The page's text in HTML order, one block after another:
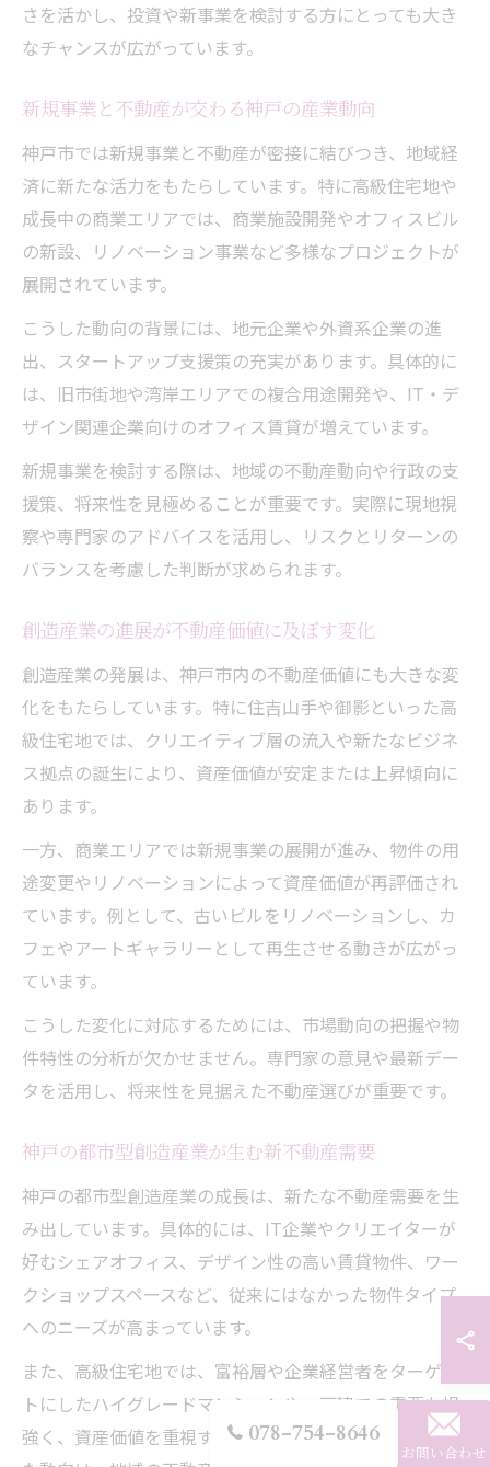
さを活かし、投資や新事業を検討する方にとっても大き
なチャンスが広がっています。
新規事業と不動産が交わる神戸の産業動向
神戸市では新規事業と不動産が密接に結びつき、地域経
済に新たな活力をもたらしています。特に高級住宅地や
成長中の商業エリアでは、商業施設開発やオフィスビル
の新設、リノベーション事業など多様なプロジェクトが
展開されています。
こうした動向の背景には、地元企業や外資系企業の進
出、スタートアップ支援策の充実があります。具体的に
は、旧市街地や湾岸エリアでの複合用途開発や、IT・デ
ザイン関連企業向けのオフィス賃貸が増えています。
新規事業を検討する際は、地域の不動産動向や行政の支
援策、将来性を見極めることが重要です。実際に現地視
察や専門家のアドバイスを活用し、リスクとリターンの
バランスを考慮した判断が求められます。
創造産業の進展が不動産価値に及ぼす変化
創造産業の発展は、神戸市内の不動産価値にも大きな変
化をもたらしています。特に住吉山手や御影といった高
級住宅地では、クリエイティブ層の流入や新たなビジネ
ス拠点の誕生により、資産価値が安定または上昇傾向に
あります。
一方、商業エリアでは新規事業の展開が進み、物件の用
途変更やリノベーションによって資産価値が再評価され
ています。例として、古いビルをリノベーションし、カ
フェやアートギャラリーとして再生させる動きが広がっ
ています。
こうした変化に対応するためには、市場動向の把握や物
件特性の分析が欠かせません。専門家の意見や最新デー
タを活用し、将来性を見据えた不動産選びが重要です。
神戸の都市型創造産業が生む新不動産需要
神戸の都市型創造産業の成長は、新たな不動産需要を生
み出しています。具体的には、IT企業やクリエイターが
好むシェアオフィス、デザイン性の高い賃貸物件、ワー
クショップスペースなど、従来にはなかった物件タイプ
へのニーズが高まっています。
また、高級住宅地では、富裕層や企業経営者をターゲッ
トにしたハイグレードマンションや一戸建ての需要も根
強く、資産価値を重視する動きが続いています。こうし
078-754-8646
お問い合わせ